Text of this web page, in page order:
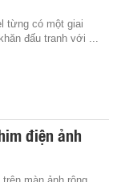
từng có một giai
đấu tranh với ...
điện ảnh